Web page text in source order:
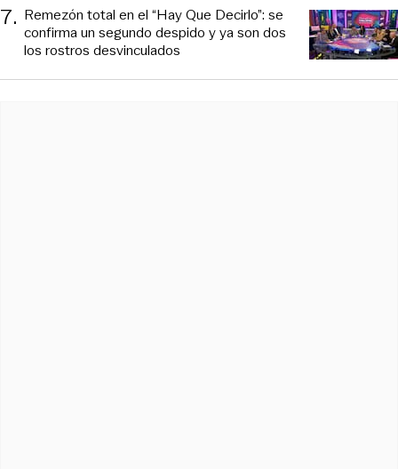
7. Remezón total en el “Hay Que Decirlo”: se
confirma un segundo despido y ya son dos
los rostros desvinculados